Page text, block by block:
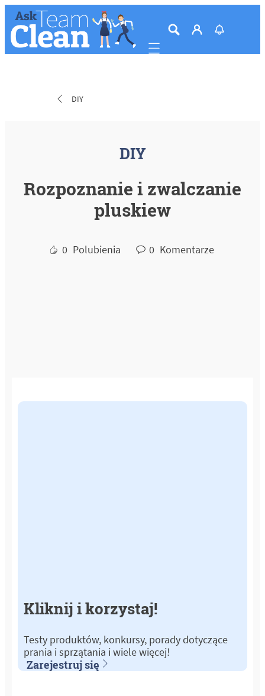
Mobile navigation
DIY
DIY
Rozpoznanie i zwalczanie
pluskiew
0 Polubienia 0 Komentarze
Kliknij i korzystaj!
Testy produktów, konkursy, porady dotyczące
prania i sprzątania i wiele więcej!
Zarejestruj się